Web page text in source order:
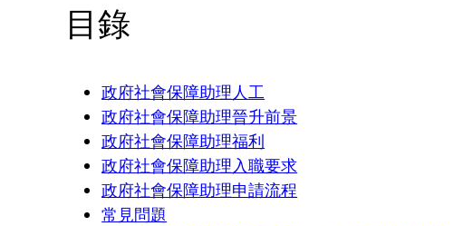
目錄
政府社會保障助理人工
政府社會保障助理晉升前景
政府社會保障助理福利
政府社會保障助理入職要求
政府社會保障助理申請流程
常見問題